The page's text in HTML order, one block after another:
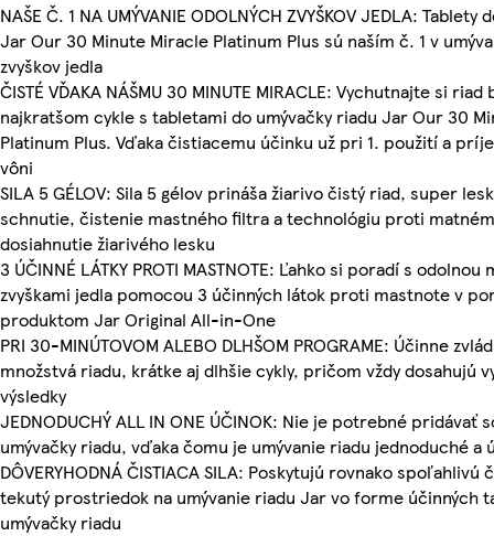
NAŠE Č. 1 NA UMÝVANIE ODOLNÝCH ZVYŠKOV JEDLA:
Jar Our 30 Minute Miracle Platinum Plus sú naším č. 1 v
zvyškov jedla
ČISTÉ VĎAKA NÁŠMU 30 MINUTE MIRACLE: Vychutnajte si
najkratšom cykle s tabletami do umývačky riadu Jar Our 30
Platinum Plus. Vďaka čistiacemu účinku už pri 1. použití a
vôni
SILA 5 GÉLOV: Sila 5 gélov prináša žiarivo čistý riad, super
schnutie, čistenie mastného filtra a technológiu proti
dosiahnutie žiarivého lesku
3 ÚČINNÉ LÁTKY PROTI MASTNOTE: Ľahko si poradí s
zvyškami jedla pomocou 3 účinných látok proti mastnote v
produktom Jar Original All-in-One
PRI 30-MINÚTOVOM ALEBO DLHŠOM PROGRAME: Účinne
množstvá riadu, krátke aj dlhšie cykly, pričom vždy dosahujú
výsledky
JEDNODUCHÝ ALL IN ONE ÚČINOK: Nie je potrebné pridávať
umývačky riadu, vďaka čomu je umývanie riadu jednoduché a
DÔVERYHODNÁ ČISTIACA SILA: Poskytujú rovnako
tekutý prostriedok na umývanie riadu Jar vo forme účinných
umývačky riadu